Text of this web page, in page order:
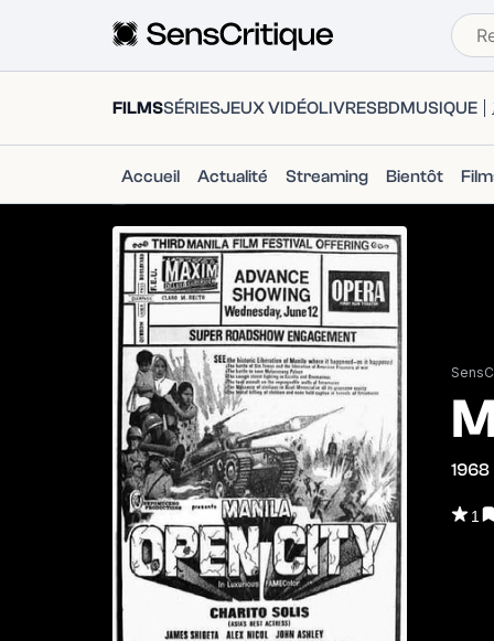
FILMSSÉRIESJEUX VIDÉOLIVRESBDMUSIQUE
Accueil Actualité Streaming Bientôt
1968
1